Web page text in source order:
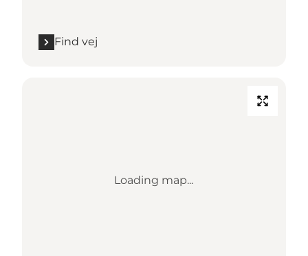
Find vej
Loading map...